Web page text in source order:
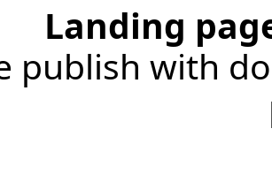
Landing
publish with